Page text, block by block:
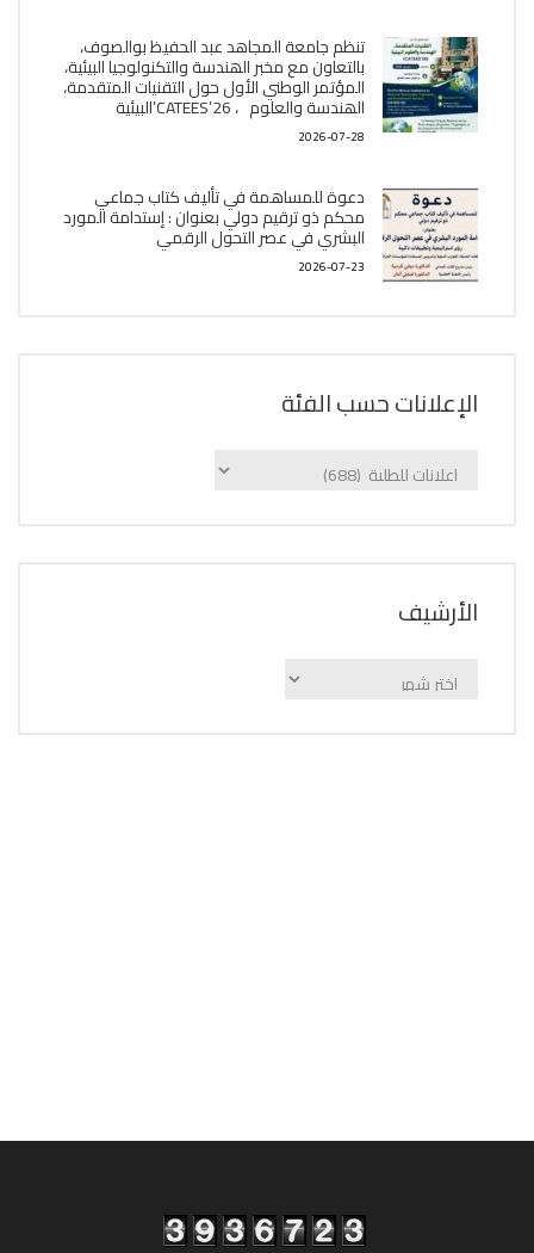
تنظم جامعة المجاهد عبد الحفيظ بوالصوف،
بالتعاون مع مخبر الھندسة والتكنولوجيا البیئیة،
المؤتمر الوطني الأول حول التقنيات المتقدمة،
الھندسة والعلوم ، CATEES’26’البیئية
2026-07-28
دعوة للمساهمة في تأليف كتاب جماعي
محكم ذو ترقيم دولي بعنوان : إستدامة المورد
البشري في عصر التحول الرقمي
2026-07-23
الإعلانات حسب الفئة
الإعلانات
اﻷرشيف
اﻷرشيف